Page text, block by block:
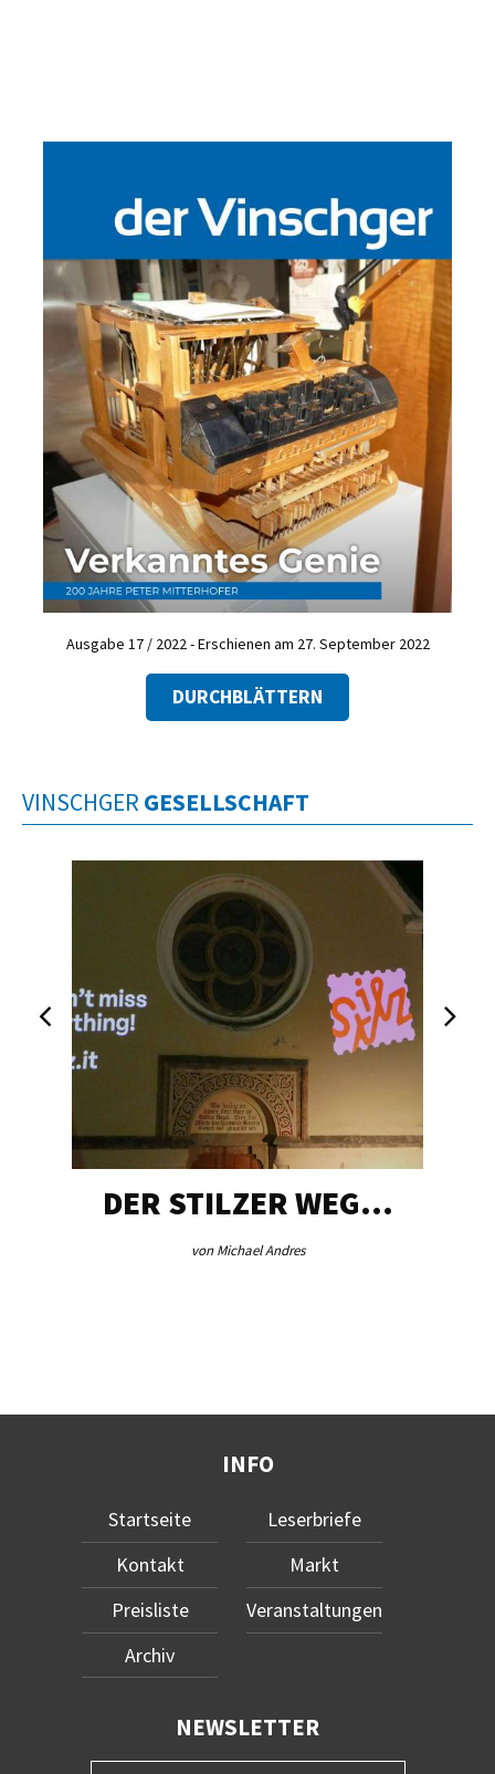
Ausgabe 17 / 2022 - Erschienen am 27. September 2022
DURCHBLÄTTERN
VINSCHGER GESELLSCHAFT
DER STILZER WEG…
von Michael Andres
INFO
Startseite
Kontakt
Preisliste
Archiv
Leserbriefe
Markt
Veranstaltungen
NEWSLETTER